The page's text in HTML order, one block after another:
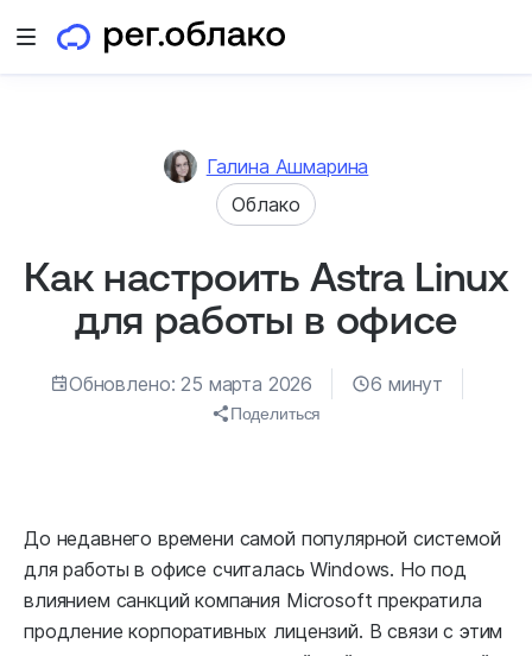
Открыть меню
Галина Ашмарина
Облако
Как настроить Astra Linux
для работы в офисе
Обновлено: 25 марта 2026 6 минут
Поделиться
До недавнего времени самой популярной системой
для работы в офисе считалась Windows. Но под
влиянием санкций компания Microsoft прекратила
продление корпоративных лицензий. В связи с этим